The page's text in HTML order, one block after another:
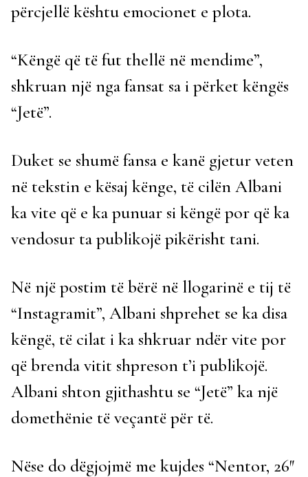
përcjellë kështu emocionet e plota.
“Këngë që të fut thellë në mendime”,
shkruan një nga fansat sa i përket këngës
“Jetë”.
Duket se shumë fansa e kanë gjetur veten
në tekstin e kësaj kënge, të cilën Albani
ka vite që e ka punuar si këngë por që ka
vendosur ta publikojë pikërisht tani.
Në një postim të bërë në llogarinë e tij të
“Instagramit”, Albani shprehet se ka disa
këngë, të cilat i ka shkruar ndër vite por
që brenda vitit shpreson t’i publikojë.
Albani shton gjithashtu se “Jetë” ka një
domethënie të veçantë për të.
Nëse do dëgjojmë me kujdes “Nentor, 26″